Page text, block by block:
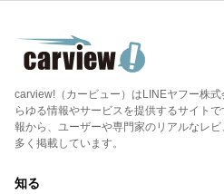
carview!（カービュー）はLINEヤフー株
らゆる情報やサービスを提供するサイト
報から、ユーザーや専門家のリアルなレ
多く掲載しています。
知る